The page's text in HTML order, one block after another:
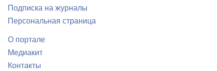
Подписка на журналы
Персональная страница
О портале
Медиакит
Контакты